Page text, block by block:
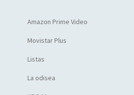
Amazon Prime Video
Movistar Plus
Listas
La odisea